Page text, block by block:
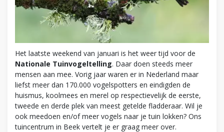
Het laatste weekend van januari is het weer tijd voor de
Nationale Tuinvogeltelling. Daar doen steeds meer
mensen aan mee. Vorig jaar waren er in Nederland maar
liefst meer dan 170.000 vogelspotters en eindigden de
huismus, koolmees en merel op respectievelijk de eerste,
tweede en derde plek van meest getelde fladderaar. Wil je
ook meedoen en/of meer vogels naar je tuin lokken? Ons
tuincentrum in Beek vertelt je er graag meer over.